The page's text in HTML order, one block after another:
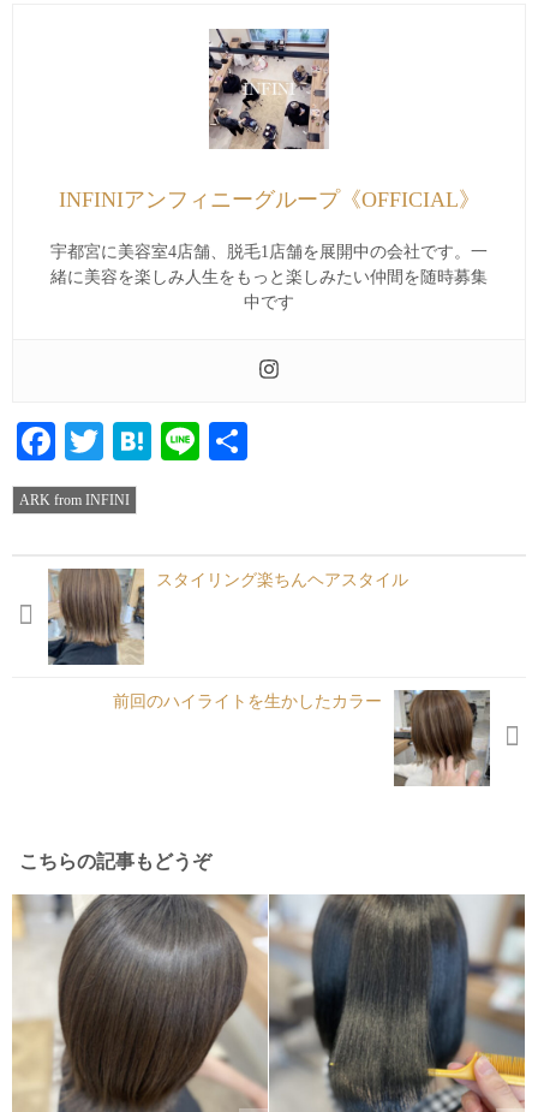
INFINIアンフィニーグループ《OFFICIAL》
宇都宮に美容室4店舗、脱毛1店舗を展開中の会社です。一
緒に美容を楽しみ人生をもっと楽しみたい仲間を随時募集
中です
Facebook
TwitterHatena
Line
ARK from INFINI
スタイリング楽ちんヘアスタイル
前回のハイライトを生かしたカラー
こちらの記事もどうぞ